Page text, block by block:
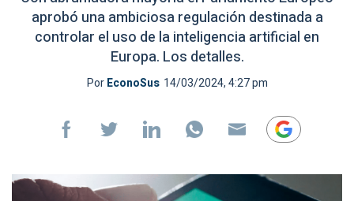
aprobó una ambiciosa regulación destinada a
controlar el uso de la inteligencia artificial en
Europa. Los detalles.
PorEconoSus 14/03/2024, 4:27 pm